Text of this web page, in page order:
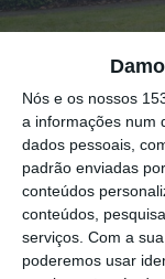
Nós e os nossos
a informações num
dados pessoais,
padrão enviadas
conteúdos
conteúdos,
serviços. Com a
poderemos usar
Foto por: Mother
As rendas
aumentaram
face ao
uma variação